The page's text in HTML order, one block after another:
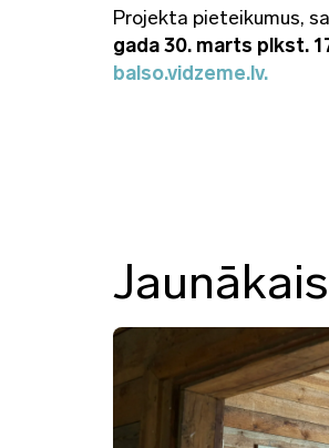
Projekta pieteikumus,
gada 30. marts plkst.
balso.vidzeme.lv.
Jaunākais